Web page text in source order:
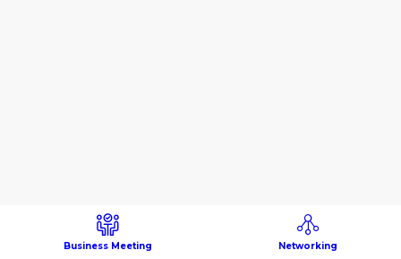
Business Meeting Networking